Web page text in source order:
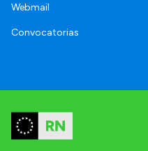
Webmail
Convocatorias